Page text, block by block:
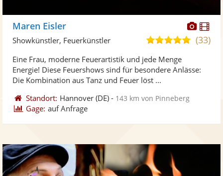
Maren Eisler
4,8(33)
Showkünstler, Feuerkünstler
Eine Frau, moderne Feuerartistik und jede Menge
Energie! Diese Feuershows sind für besondere Anlässe:
Die Kombination aus Tanz und Feuer löst ...
Standort: Hannover (DE) - 143 km von Pinneberg
Gage: auf Anfrage